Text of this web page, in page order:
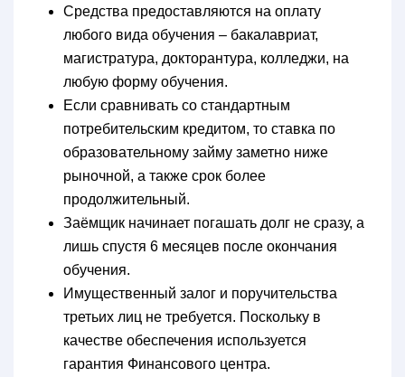
Средства предоставляются на оплату
любого вида обучения – бакалавриат,
магистратура, докторантура, колледжи, на
любую форму обучения.
Если сравнивать со стандартным
потребительским кредитом, то ставка по
образовательному займу заметно ниже
рыночной, а также срок более
продолжительный.
Заёмщик начинает погашать долг не сразу, а
лишь спустя 6 месяцев после окончания
обучения.
Имущественный залог и поручительства
третьих лиц не требуется. Поскольку в
качестве обеспечения используется
гарантия Финансового центра.